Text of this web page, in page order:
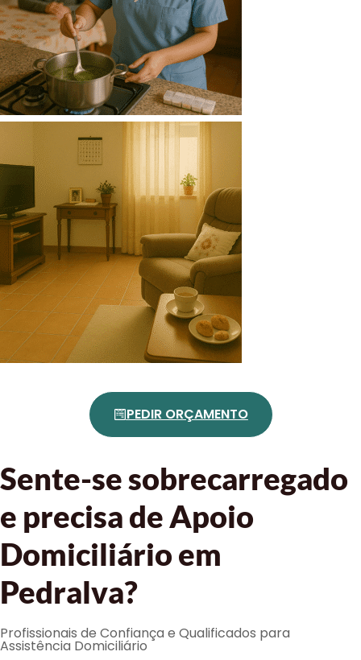
PEDIR ORÇAMENTO
Sente-se sobrecarregado
e precisa de Apoio
Domiciliário em
Pedralva?
Profissionais de Confiança e Qualificados para
Assistência Domiciliário